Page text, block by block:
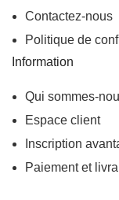
Contactez-nous
Politique de
Information
Qui sommes-
Espace client
Inscription
Paiement et